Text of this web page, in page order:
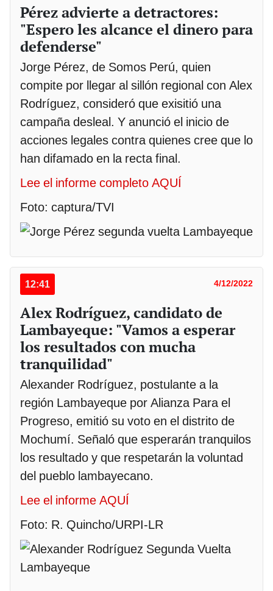
Pérez advierte a detractores:
"Espero les alcance el dinero para
defenderse"
Jorge Pérez, de Somos Perú, quien
compite por llegar al sillón regional con Alex
Rodríguez, consideró que exisitió una
campaña desleal. Y anunció el inicio de
acciones legales contra quienes cree que lo
han difamado en la recta final.
Lee el informe completo AQUÍ
Foto: captura/TVI
12:41 4/12/2022
Alex Rodríguez, candidato de
Lambayeque: "Vamos a esperar
los resultados con mucha
tranquilidad"
Alexander Rodríguez, postulante a la
región Lambayeque por Alianza Para el
Progreso, emitió su voto en el distrito de
Mochumí. Señaló que esperarán tranquilos
los resultado y que respetarán la voluntad
del pueblo lambayecano.
Lee el informe AQUÍ
Foto: R. Quincho/URPI-LR